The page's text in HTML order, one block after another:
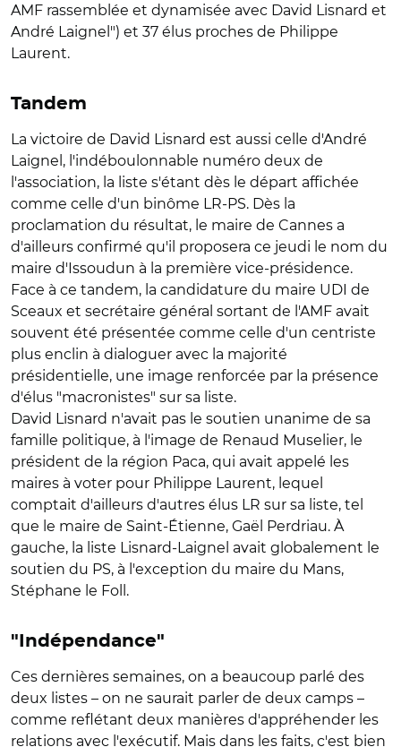
AMF rassemblée et dynamisée avec David Lisnard et
André Laignel") et 37 élus proches de Philippe
Laurent.
Tandem
La victoire de David Lisnard est aussi celle d'André
Laignel, l'indéboulonnable numéro deux de
l'association, la liste s'étant dès le départ affichée
comme celle d'un binôme LR-PS. Dès la
proclamation du résultat, le maire de Cannes a
d'ailleurs confirmé qu'il proposera ce jeudi le nom du
maire d'Issoudun à la première vice-présidence.
Face à ce tandem, la candidature du maire UDI de
Sceaux et secrétaire général sortant de l'AMF avait
souvent été présentée comme celle d'un centriste
plus enclin à dialoguer avec la majorité
présidentielle, une image renforcée par la présence
d'élus "macronistes" sur sa liste.
David Lisnard n'avait pas le soutien unanime de sa
famille politique, à l'image de Renaud Muselier, le
président de la région Paca, qui avait appelé les
maires à voter pour Philippe Laurent, lequel
comptait d'ailleurs d'autres élus LR sur sa liste, tel
que le maire de Saint-Étienne, Gaël Perdriau. À
gauche, la liste Lisnard-Laignel avait globalement le
soutien du PS, à l'exception du maire du Mans,
Stéphane le Foll.
"Indépendance"
Ces dernières semaines, on a beaucoup parlé des
deux listes – on ne saurait parler de deux camps –
comme reflétant deux manières d'appréhender les
relations avec l'exécutif. Mais dans les faits, c'est bien